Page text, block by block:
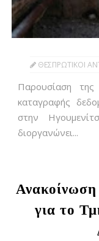
ΘΕΣΠΡΩΤΙΚΟΙ
Παρουσίαση
καταγραφής
στην
διοργανώνει...
για το